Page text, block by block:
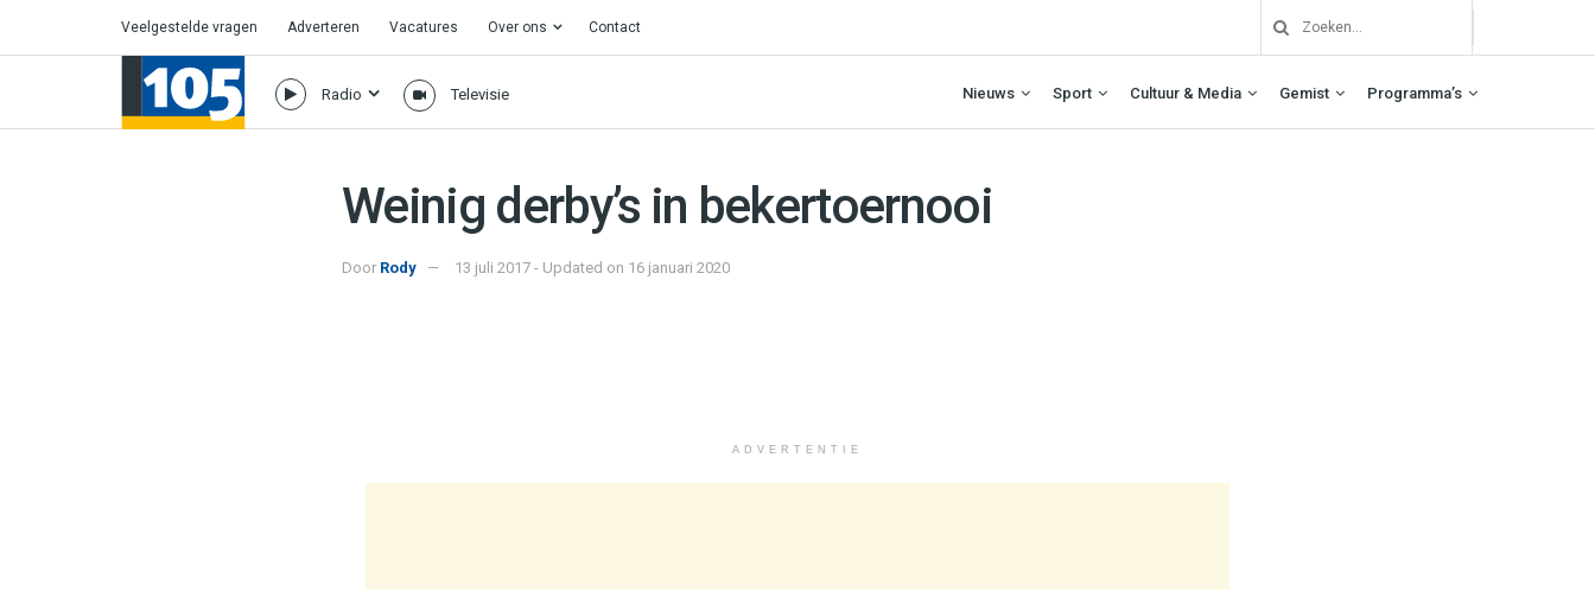
Veelgestelde vragen Adverteren Vacatures Over ons Contact
Radio Televisie Nieuws Sport Cultuur & Media Gemist Programma’s
Weinig derby’s in bekertoernooi
Door Rody 13 juli 2017 - Updated on 16 januari 2020
ADVERTENTIE